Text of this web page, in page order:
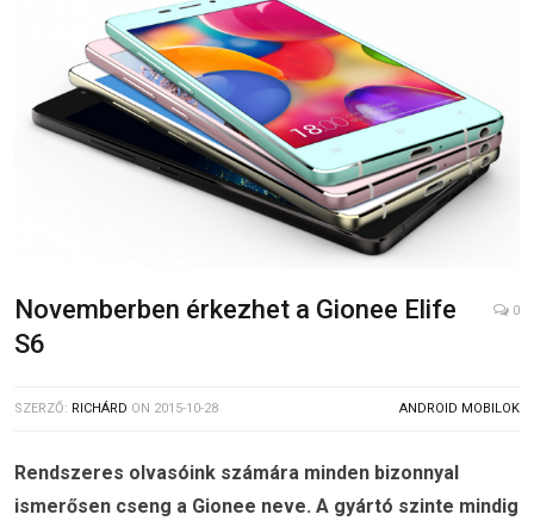
Novemberben érkezhet a Gionee Elife
S6
0
SZERZŐ: RICHÁRD ON 2015-10-28 ANDROID MOBILOK
Rendszeres olvasóink számára minden bizonnyal
ismerősen cseng a Gionee neve. A gyártó szinte mindig